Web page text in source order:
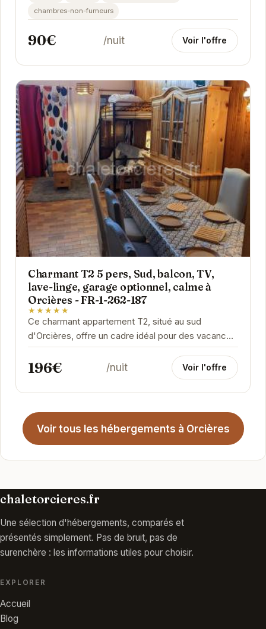
chambres-non-fumeurs
90€ /nuit Voir l'offre
Charmant T2 5 pers, Sud, balcon, TV,
lave-linge, garage optionnel, calme à
Orcières - FR-1-262-187
★★★★★
Ce charmant appartement T2, situé au sud
d'Orcières, offre un cadre idéal pour des vacances
reposantes en famille ou entre amis. Son balcon
vous...
196€ /nuit Voir l'offre
Voir tous les hébergements à Orcières
chaletorcieres.fr
Une sélection d'hébergements, comparés et
présentés simplement. Pas de bruit, pas de
surenchère : les informations utiles pour choisir.
EXPLORER
Accueil
Blog